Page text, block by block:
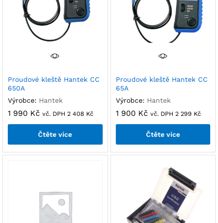
Proudové kleště Hantek CC
650A
Výrobce: Hantek
1 990 Kč vč. DPH 2 408 Kč
Čtěte více
Proudové kleště Hantek CC
65A
Výrobce: Hantek
1 900 Kč vč. DPH 2 299 Kč
Čtěte více